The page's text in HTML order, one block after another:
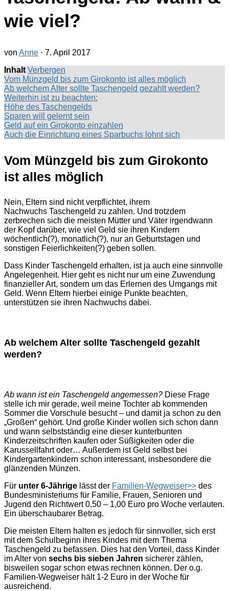
wie viel?
von Anne · 7. April 2017
Inhalt Verbergen
Vom Münzgeld bis zum Girokonto ist alles möglich
Ab welchem Alter sollte Taschengeld gezahlt werden?
Weiterhin ist zu beachten:
Höhe des Taschengelds
Sparen will gelernt sein
Geld auf ein Girokonto einzahlen
Auch die Einrichtung eines Sparbuchs lohnt sich
Vom Münzgeld bis zum Girokonto
ist alles möglich
Nein, Eltern sind nicht verpflichtet, ihrem
Nachwuchs Taschengeld zu zahlen. Und trotzdem
zerbrechen sich die meisten Mütter und Väter irgendwann
der Kopf darüber, wie viel Geld sie ihren Kindern
wöchentlich(?), monatlich(?), nur an Geburtstagen und
sonstigen Feierlichkeiten(?) geben sollen.
Dass Kinder Taschengeld erhalten, ist ja auch eine sinnvolle
Angelegenheit. Hier geht es nicht nur um eine Zuwendung
finanzieller Art, sondern um das Erlernen des Umgangs mit
Geld. Wenn Eltern hierbei einige Punkte beachten,
unterstützen sie ihren Nachwuchs dabei.
Ab welchem Alter sollte Taschengeld gezahlt
werden?
Ab wann ist ein Taschengeld angemessen? Diese Frage
stelle ich mir gerade, weil meine Tochter ab kommenden
Sommer die Vorschule besucht – und damit ja schon zu den
„Großen“ gehört. Und große Kinder wollen sich schon dann
und wann selbstständig eine dieser kunterbunten
Kinderzeitschriften kaufen oder Süßigkeiten oder die
Karussellfahrt oder… Außerdem ist Geld selbst bei
Kindergartenkindern schon interessant, insbesondere die
glänzenden Münzen.
Für unter 6-Jährige lässt der Familien-Wegweiser>> des
Bundesministeriums für Familie, Frauen, Senioren und
Jugend den Richtwert 0,50 – 1,00 Euro pro Woche verlauten.
Ein überschaubarer Betrag.
Die meisten Eltern halten es jedoch für sinnvoller, sich erst
mit dem Schulbeginn ihres Kindes mit dem Thema
Taschengeld zu befassen. Dies hat den Vorteil, dass Kinder
im Alter von sechs bis sieben Jahren sicherer zählen,
bisweilen sogar schon etwas rechnen können. Der o.g.
Familien-Wegweiser hält 1-2 Euro in der Woche für
ausreichend.